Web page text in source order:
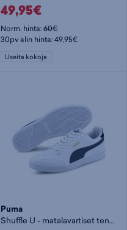
49,95€
Norm. hinta:60€
30pv alin hinta: 49,95€
Useita kokoja
Puma
Shuffle U - matalavartiset tennarit